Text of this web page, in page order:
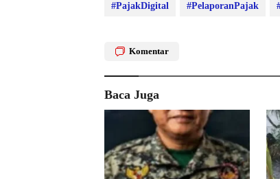
#PajakDigital #PelaporanPajak
Komentar
Baca Juga